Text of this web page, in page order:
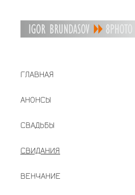
ГЛАВНАЯ
АНОНСЫ
СВАДЬБЫ
СВИДАНИЯ
ВЕНЧАНИЕ